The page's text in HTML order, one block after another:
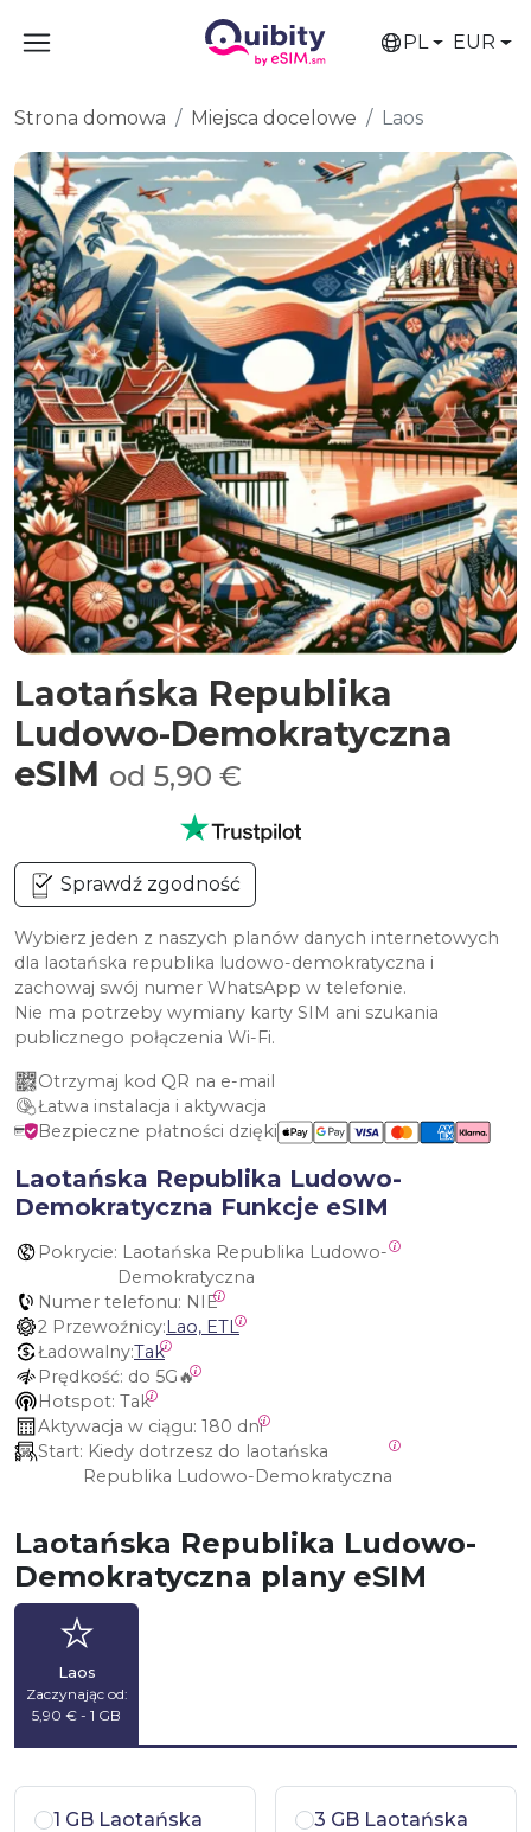
PL EUR
Strona domowa Miejsca docelowe Laos
Laotańska Republika
Ludowo-Demokratyczna
eSIM od 5,90 €
Sprawdź zgodność
Wybierz jeden z naszych planów danych internetowych
dla laotańska republika ludowo-demokratyczna i
zachowaj swój numer WhatsApp w telefonie.
Nie ma potrzeby wymiany karty SIM ani szukania
publicznego połączenia Wi-Fi.
Otrzymaj kod QR na e-mail
Łatwa instalacja i aktywacja
Bezpieczne płatności dzięki
Laotańska Republika Ludowo-
Demokratyczna Funkcje eSIM
Pokrycie:
Demokratyczna
Numer telefonu: NIE
2 Przewoźnicy:Lao, ETL
Ładowalny:Tak
Prędkość: do 5G🔥
Hotspot: Tak
Aktywacja w ciągu: 180 dni
Start:
Republika Ludowo-Demokratyczna
Laotańska Republika Ludowo-
Demokratyczna plany eSIM
Laos
Zaczynając od:
5,90 € - 1 GB
1 GB Laotańska
3 GB Laotańska